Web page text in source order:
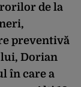
de la
preventivă
Dorian
în care a